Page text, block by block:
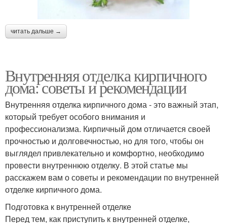
читать дальше →
Внутренняя отделка кирпичного
дома: советы и рекомендации
Внутренняя отделка кирпичного дома - это важный этап,
который требует особого внимания и
профессионализма. Кирпичный дом отличается своей
прочностью и долговечностью, но для того, чтобы он
выглядел привлекательно и комфортно, необходимо
провести внутреннюю отделку. В этой статье мы
расскажем вам о советы и рекомендации по внутренней
отделке кирпичного дома.
Подготовка к внутренней отделке
Перед тем, как приступить к внутренней отделке,